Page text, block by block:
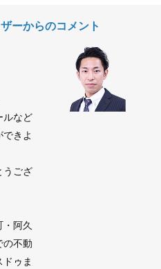
ーからのコメント
ルなど
きよ
うござ
・阿久
の不動
ゥま